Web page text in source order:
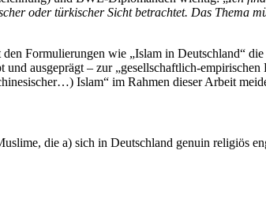
oder türkischer Sicht betrachtet. Das Thema
Formulierungen wie „Islam in Deutschland“
ausgeprägt – zur „gesellschaftlich-
Islam“ im Rahmen dieser Arbeit
die a) sich in Deutschland genuin religiös